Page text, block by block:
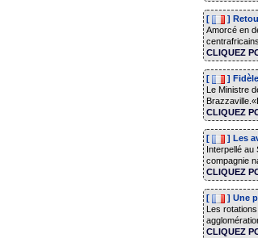
[ ]
Amorcé en
CLIQUEZ
[ ] Fidèle
Le Ministre
CLIQUEZ
[ ] Les
Interpellé au
compagnie
CLIQUEZ
[ ] Une
Les
CLIQUEZ